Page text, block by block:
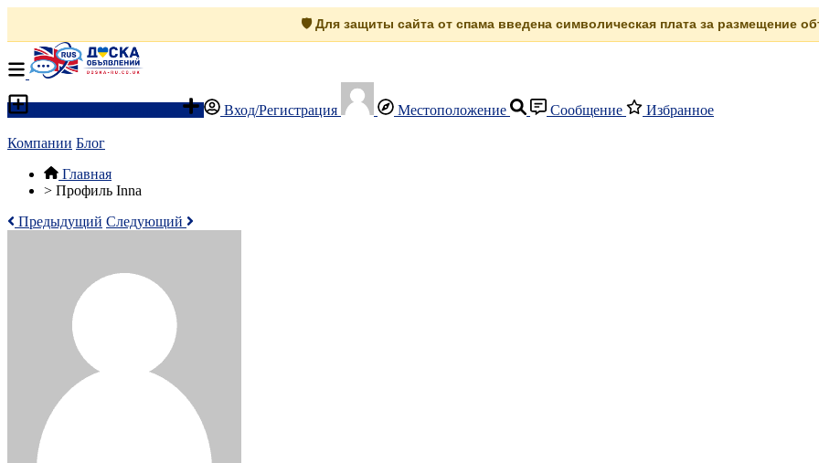
🛡️ Для защиты сайта от спама введена символическая плата за размещение
Вход/Регистрация Местоположение Сообщение Избранное
Компании Блог
Главная
> Профиль Inna
Предыдущий Следующий